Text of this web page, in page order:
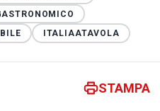
ITALIAATAVOLA
STAMPA